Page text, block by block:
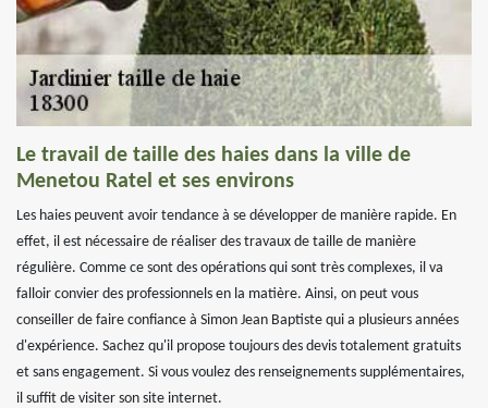
Le travail de taille des haies dans la ville de
Menetou Ratel et ses environs
Les haies peuvent avoir tendance à se développer de manière rapide. En
effet, il est nécessaire de réaliser des travaux de taille de manière
régulière. Comme ce sont des opérations qui sont très complexes, il va
falloir convier des professionnels en la matière. Ainsi, on peut vous
conseiller de faire confiance à Simon Jean Baptiste qui a plusieurs années
d'expérience. Sachez qu'il propose toujours des devis totalement gratuits
et sans engagement. Si vous voulez des renseignements supplémentaires,
il suffit de visiter son site internet.